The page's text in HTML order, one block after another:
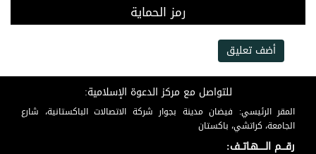
رمز الحماية
أضف تعليق
للتواصل مع مركز الدعوة الإسلامية:
المقر الرئيسي: فيضان مدينة بجوار شركة الاتصالات الباكستانية، شارع
الجامعة، كراتشي، باكستان
رقـــم الـــــهـاتــف: